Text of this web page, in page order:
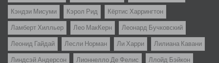
Кэндзи Мисуми Кэрол Рид Кёртис Харрингтон
Ламберт Хилльер Лео МакКерн Леонард Бучковский
Леонид Гайдай Лесли Норман Ли Харри Лилиана Кавани
Линдсэй Андерсон Лионнелло Де Фелис Ллойд Бэйкон